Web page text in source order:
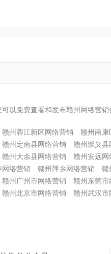
以免费查看和发布赣州网络营销
赣州蓉江新区网络营销 赣州南康
赣州定南县网络营销 赣州崇义县
赣州大余县网络营销 赣州安远网
网络营销 赣州萍乡网络营销 赣
赣州广州市网络营销 赣州东莞市
赣州北京市网络营销 赣州武汉市